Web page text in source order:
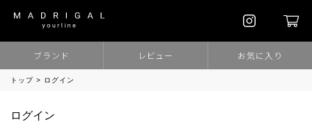
ブランド レビュー お気に入り
トップ ログイン
ログイン